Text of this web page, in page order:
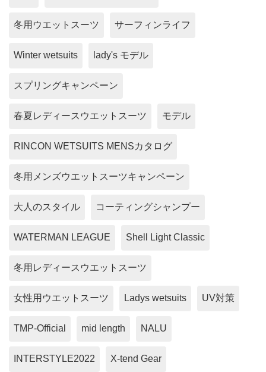
冬用ウエットスーツ サーフィンライフ
Winter wetsuits lady's モデル
スプリングキャンペーン
春夏レディースウエットスーツ モデル
RINCON WETSUITS MENSカタログ
冬用メンズウエットスーツキャンペーン
大人のスタイル コーティングシャンプー
WATERMAN LEAGUE Shell Light Classic
冬用レディースウエットスーツ
女性用ウエットスーツ Ladys wetsuits UV対策
TMP-Official mid length NALU
INTERSTYLE2022 X-tend Gear